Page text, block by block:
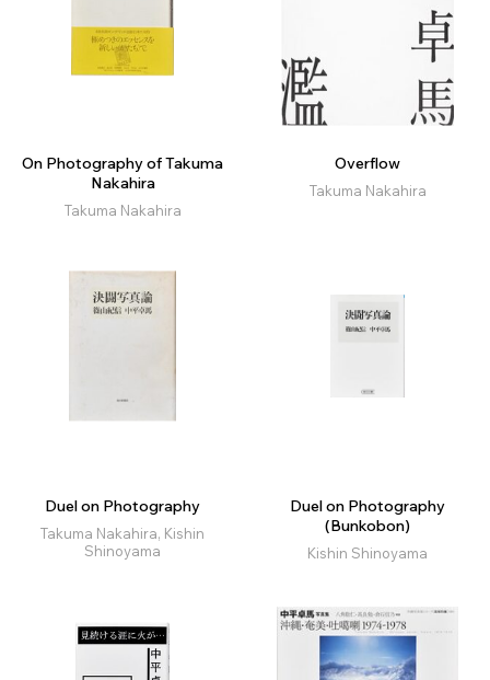
On Photography of Takuma
Nakahira
Takuma Nakahira
Overflow
Takuma Nakahira
Duel on Photography
Takuma Nakahira, Kishin
Shinoyama
Duel on Photography
(Bunkobon)
Kishin Shinoyama